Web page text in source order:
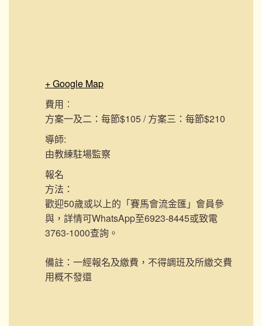
+ Google Map
費用︰
方案一及二：每節$105 / 方案三：每節$210
導師:
由教練駐場監察
報名
方法：
歡迎50歲或以上的「賽馬會流金匯」會員參
與，詳情可WhatsApp至6923-8445或致電
3763-1000查詢。
備註：一經報名及繳費，不得調班及所繳交費
用概不發還